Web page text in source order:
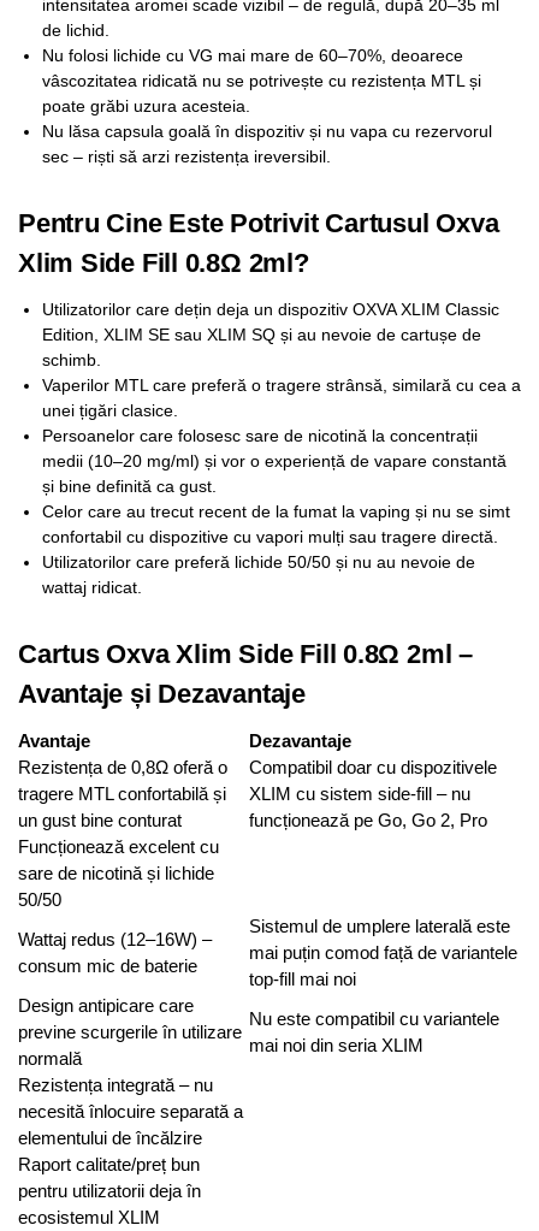
intensitatea aromei scade vizibil – de regulă, după 20–35 ml
de lichid.
Nu folosi lichide cu VG mai mare de 60–70%, deoarece
vâscozitatea ridicată nu se potrivește cu rezistența MTL și
poate grăbi uzura acesteia.
Nu lăsa capsula goală în dispozitiv și nu vapa cu rezervorul
sec – riști să arzi rezistența ireversibil.
Pentru Cine Este Potrivit Cartusul Oxva
Xlim Side Fill 0.8Ω 2ml?
Utilizatorilor care dețin deja un dispozitiv OXVA XLIM Classic
Edition, XLIM SE sau XLIM SQ și au nevoie de cartușe de
schimb.
Vaperilor MTL care preferă o tragere strânsă, similară cu cea a
unei țigări clasice.
Persoanelor care folosesc sare de nicotină la concentrații
medii (10–20 mg/ml) și vor o experiență de vapare constantă
și bine definită ca gust.
Celor care au trecut recent de la fumat la vaping și nu se simt
confortabil cu dispozitive cu vapori mulți sau tragere directă.
Utilizatorilor care preferă lichide 50/50 și nu au nevoie de
wattaj ridicat.
Cartus Oxva Xlim Side Fill 0.8Ω 2ml –
Avantaje și Dezavantaje
Avantaje
Dezavantaje
Rezistența de 0,8Ω oferă o
tragere MTL confortabilă și
un gust bine conturat
Compatibil doar cu dispozitivele
XLIM cu sistem side-fill – nu
funcționează pe Go, Go 2, Pro
Funcționează excelent cu
sare de nicotină și lichide
50/50
Wattaj redus (12–16W) –
consum mic de baterie
Sistemul de umplere laterală este
mai puțin comod față de variantele
top-fill mai noi
Design antipicare care
previne scurgerile în utilizare
normală
Nu este compatibil cu variantele
mai noi din seria XLIM
Rezistența integrată – nu
necesită înlocuire separată a
elementului de încălzire
Raport calitate/preț bun
pentru utilizatorii deja în
ecosistemul XLIM